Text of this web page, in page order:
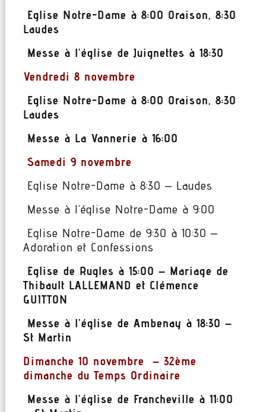
Eglise Notre-Dame à 8:00 Oraison, 8:30
Laudes
Messe à l’église de Juignettes à 18:30
Vendredi 8 novembre
Eglise Notre-Dame à 8:00 Oraison, 8:30
Laudes
Messe à La Vannerie à 16:00
Samedi 9 novembre
Eglise Notre-Dame à 8:30 – Laudes
Messe à l’église Notre-Dame à 9:00
Eglise Notre-Dame de 9:30 à 10:30 –
Adoration et Confessions
Eglise de Rugles à 15:00 – Mariage de
Thibault LALLEMAND et Clémence
GUITTON
Messe à l’église de Ambenay à 18:30 –
St Martin
Dimanche 10 novembre – 32ème
dimanche du Temps Ordinaire
Messe à l’église de Francheville à 11:00